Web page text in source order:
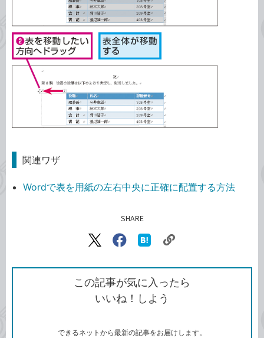
関連ワザ
Wordで表を用紙の左右中央に正確に配置する方法
SHARE
X（旧
で
シ
ェ
ア
Facebook
シ
ェ
ア
な
ッ
ク
ク
ク
を
コ
この記事が気に入ったら
いいね！しよう
できるネットから最新の記事をお届けします。